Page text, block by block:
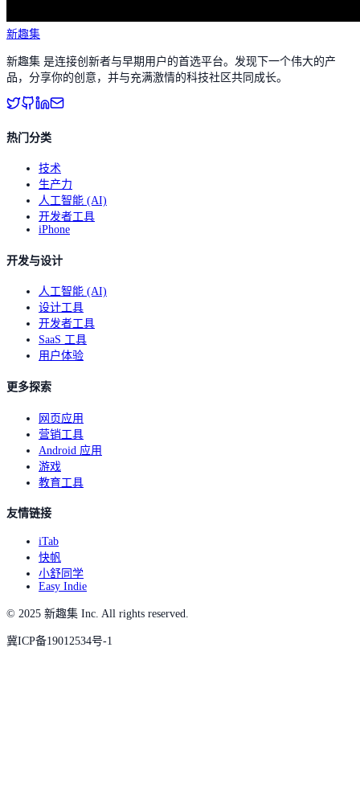
新趣集
新趣集 是连接创新者与早期用户的首选平台。发现下一个伟大的产
品，分享你的创意，并与充满激情的科技社区共同成长。
热门分类
技术
生产力
人工智能 (AI)
开发者工具
iPhone
开发与设计
人工智能 (AI)
设计工具
开发者工具
SaaS 工具
用户体验
更多探索
网页应用
营销工具
Android 应用
游戏
教育工具
友情链接
iTab
快帆
小舒同学
Easy Indie
© 2025 新趣集 Inc. All rights reserved.
冀ICP备19012534号-1